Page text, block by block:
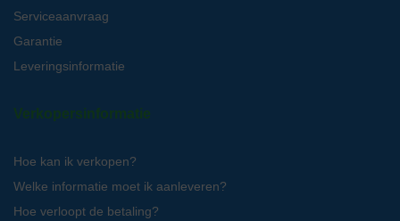
Serviceaanvraag
Garantie
Leveringsinformatie
Verkopersinformatie
Hoe kan ik verkopen?
Welke informatie moet ik aanleveren?
Hoe verloopt de betaling?